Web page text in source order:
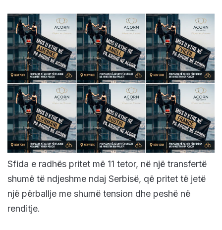
Sfida e radhës pritet më 11 tetor, në një transfertë
shumë të ndjeshme ndaj Serbisë, që pritet të jetë
një përballje me shumë tension dhe peshë në
renditje.